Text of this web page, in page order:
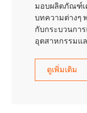
มอบผลิตภัณฑ์
บทความต่างๆ
กับกระบวนกา
อุตสาหกรรมแ
ดูเพิ่มเติม